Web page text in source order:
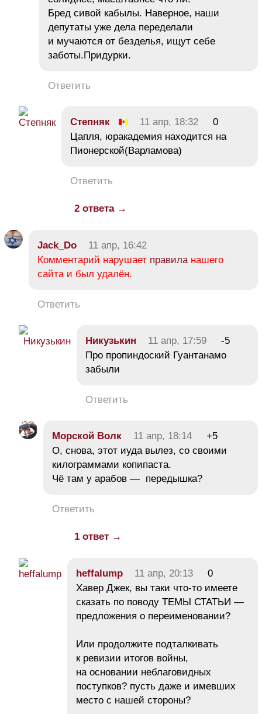
Бред сивой кабылы. Наверное, наши
депутаты уже дела переделали
и мучаются от безделья, ищут себе
заботы.Придурки.
Ответить
Cтепняк 11 апр, 18:32
0
Цапля, юракадемия находится на
Пионерской(Варламова)
Ответить
2 ответа →
Jack_Do
11 апр, 16:42
Комментарий нарушает правила нашего
сайта и был удалён.
Ответить
Никузькин 11 апр, 17:59
-5
Про пропиндоский Гуантанамо
забыли
Ответить
Морской Волк 11 апр, 18:14
+5
О, снова, этот иуда вылез, со своими
килограммами копипаста.
Чё там у арабов — передышка?
Ответить
1 ответ →
heffalump 11 апр, 20:13
0
Хавер Джек, вы таки что-то имеете
сказать по поводу ТЕМЫ СТАТЬИ —
предложения о переименовании?
Или продолжите подталкивать
к ревизии итогов войны,
на основании неблаговидных
поступков? пусть даже и имевших
место с нашей стороны?